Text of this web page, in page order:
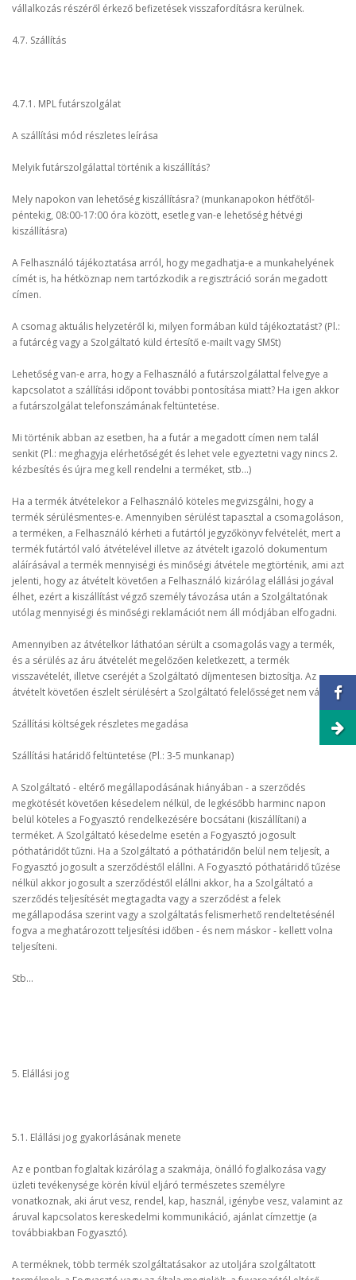
vállalkozás részéről érkező befizetések visszafordításra kerülnek.
4.7. Szállítás
4.7.1. MPL futárszolgálat
A szállítási mód részletes leírása
Melyik futárszolgálattal történik a kiszállítás?
Mely napokon van lehetőség kiszállításra? (munkanapokon hétfőtől-
péntekig, 08:00-17:00 óra között, esetleg van-e lehetőség hétvégi
kiszállításra)
A Felhasználó tájékoztatása arról, hogy megadhatja-e a munkahelyének
címét is, ha hétköznap nem tartózkodik a regisztráció során megadott
címen.
A csomag aktuális helyzetéről ki, milyen formában küld tájékoztatást? (Pl.:
a futárcég vagy a Szolgáltató küld értesítő e-mailt vagy SMSt)
Lehetőség van-e arra, hogy a Felhasználó a futárszolgálattal felvegye a
kapcsolatot a szállítási időpont további pontosítása miatt? Ha igen akkor
a futárszolgálat telefonszámának feltüntetése.
Mi történik abban az esetben, ha a futár a megadott címen nem talál
senkit (Pl.: meghagyja elérhetőségét és lehet vele egyeztetni vagy nincs 2.
kézbesítés és újra meg kell rendelni a terméket, stb...)
Ha a termék átvételekor a Felhasználó köteles megvizsgálni, hogy a
termék sérülésmentes-e. Amennyiben sérülést tapasztal a csomagoláson,
a terméken, a Felhasználó kérheti a futártól jegyzőkönyv felvételét, mert a
termék futártól való átvételével illetve az átvételt igazoló dokumentum
aláírásával a termék mennyiségi és minőségi átvétele megtörténik, ami azt
jelenti, hogy az átvételt követően a Felhasználó kizárólag elállási jogával
élhet, ezért a kiszállítást végző személy távozása után a Szolgáltatónak
utólag mennyiségi és minőségi reklamációt nem áll módjában elfogadni.
Amennyiben az átvételkor láthatóan sérült a csomagolás vagy a termék,
és a sérülés az áru átvételét megelőzően keletkezett, a termék
visszavételét, illetve cseréjét a Szolgáltató díjmentesen biztosítja. Az
átvételt követően észlelt sérülésért a Szolgáltató felelősséget nem vállal!
Szállítási költségek részletes megadása
Szállítási határidő feltüntetése (Pl.: 3-5 munkanap)
A Szolgáltató - eltérő megállapodásának hiányában - a szerződés
megkötését követően késedelem nélkül, de legkésőbb harminc napon
belül köteles a Fogyasztó rendelkezésére bocsátani (kiszállítani) a
terméket. A Szolgáltató késedelme esetén a Fogyasztó jogosult
póthatáridőt tűzni. Ha a Szolgáltató a póthatáridőn belül nem teljesít, a
Fogyasztó jogosult a szerződéstől elállni. A Fogyasztó póthatáridő tűzése
nélkül akkor jogosult a szerződéstől elállni akkor, ha a Szolgáltató a
szerződés teljesítését megtagadta vagy a szerződést a felek
megállapodása szerint vagy a szolgáltatás felismerhető rendeltetésénél
fogva a meghatározott teljesítési időben - és nem máskor - kellett volna
teljesíteni.
Stb...
5. Elállási jog
5.1. Elállási jog gyakorlásának menete
Az e pontban foglaltak kizárólag a szakmája, önálló foglalkozása vagy
üzleti tevékenysége körén kívül eljáró természetes személyre
vonatkoznak, aki árut vesz, rendel, kap, használ, igénybe vesz, valamint az
áruval kapcsolatos kereskedelmi kommunikáció, ajánlat címzettje (a
továbbiakban Fogyasztó).
A terméknek, több termék szolgáltatásakor az utoljára szolgáltatott